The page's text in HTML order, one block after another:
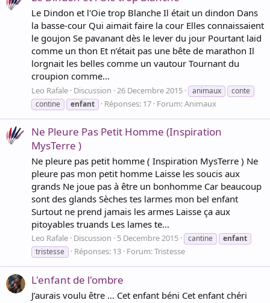
Le Dindon et l'Oie trop Blanche Il était un dindon Dans
la basse-cour Qui aimait faire la cour Elles connaissaient
le goujon Se pavanant dès le lever du jour Pourtant laid
comme un thon Et n’était pas une bête de marathon Il
lorgnait les belles comme un vautour Tournant du
croupion comme...
Leo Rafale Discussion 26 Decembre 2015 animaux
conte
contine
enfant Réponses: 17 Forum:Animaux
Ne Pleure Pas Petit Homme (Inspiration
MysTerre )
Ne pleure pas petit homme ( Inspiration MysTerre ) Ne
pleure pas mon petit homme Laisse les soucis aux
grands Ne joue pas à être un bonhomme Car beaucoup
sont des glands Sèches tes larmes mon bel enfant
Surtout ne prend jamais les armes Laisse ça aux
pitoyables truands Les lames te...
Leo Rafale Discussion 5 Decembre 2015 cantine
enfant
tristesse
Réponses: 13 Forum:Tristesse
L'enfant de l'ombre
J’aurais voulu être … Cet enfant béni Cet enfant chéri